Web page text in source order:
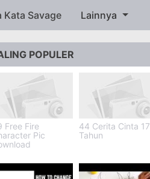
Kata Savage Lainnya
POPULER
Free Fire
Pic
44 Cerita Cinta 17
Tahun